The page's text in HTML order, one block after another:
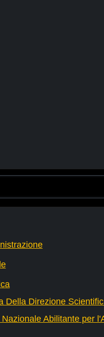
Della Direzione
Abilitante per